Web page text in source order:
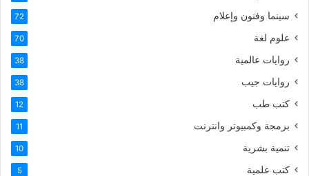
سينما وفنون وإعلام 72
علوم لغة 70
روايات عالمية 38
روايات جيب 38
كتب طب 12
برمجة وكمبيوتر وانترنت 11
تنمية بشرية 10
كتب علمية 5